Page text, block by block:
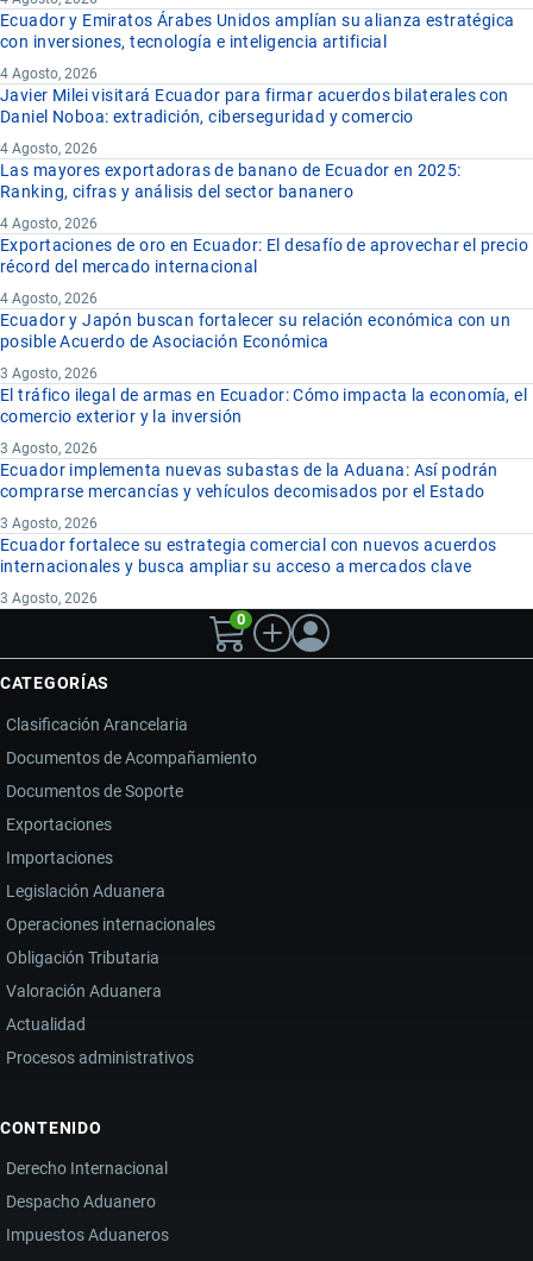
Ecuador y Emiratos Árabes Unidos amplían su alianza estratégica
con inversiones, tecnología e inteligencia artificial
4 Agosto, 2026
Javier Milei visitará Ecuador para firmar acuerdos bilaterales con
Daniel Noboa: extradición, ciberseguridad y comercio
4 Agosto, 2026
Las mayores exportadoras de banano de Ecuador en 2025:
Ranking, cifras y análisis del sector bananero
4 Agosto, 2026
Exportaciones de oro en Ecuador: El desafío de aprovechar el precio
récord del mercado internacional
4 Agosto, 2026
Ecuador y Japón buscan fortalecer su relación económica con un
posible Acuerdo de Asociación Económica
3 Agosto, 2026
El tráfico ilegal de armas en Ecuador: Cómo impacta la economía, el
comercio exterior y la inversión
3 Agosto, 2026
Ecuador implementa nuevas subastas de la Aduana: Así podrán
comprarse mercancías y vehículos decomisados por el Estado
3 Agosto, 2026
Ecuador fortalece su estrategia comercial con nuevos acuerdos
internacionales y busca ampliar su acceso a mercados clave
3 Agosto, 2026
0
CATEGORÍAS
Clasificación Arancelaria
Documentos de Acompañamiento
Documentos de Soporte
Exportaciones
Importaciones
Legislación Aduanera
Operaciones internacionales
Obligación Tributaria
Valoración Aduanera
Actualidad
Procesos administrativos
CONTENIDO
Derecho Internacional
Despacho Aduanero
Impuestos Aduaneros